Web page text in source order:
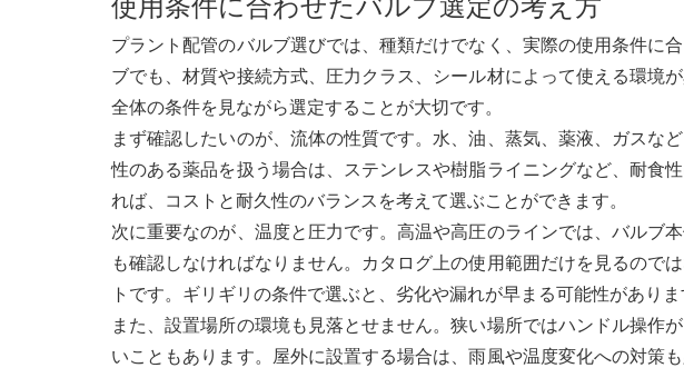
使用条件に合わせたバルブ選定の考え方
プラント配管のバルブ選びでは、種類だけでなく、実際の使用条件に
ブでも、材質や接続方式、圧力クラス、シール材によって使える環境
全体の条件を見ながら選定することが大切です。
まず確認したいのが、流体の性質です。水、油、蒸気、薬液、ガスな
性のある薬品を扱う場合は、ステンレスや樹脂ライニングなど、耐食
れば、コストと耐久性のバランスを考えて選ぶことができます。
次に重要なのが、温度と圧力です。高温や高圧のラインでは、バルブ
も確認しなければなりません。カタログ上の使用範囲だけを見るので
トです。ギリギリの条件で選ぶと、劣化や漏れが早まる可能性がありま
また、設置場所の環境も見落とせません。狭い場所ではハンドル操作
いこともあります。屋外に設置する場合は、雨風や温度変化への対策